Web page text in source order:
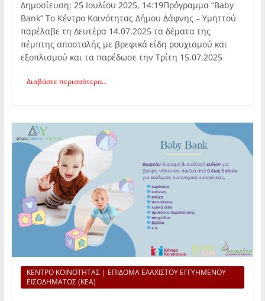
Δημοσίευση: 25 Ιουλίου 2025, 14:19Πρόγραμμα “Baby
Bank” Το Κέντρο Κοινότητας Δήμου Δάφνης – Υμηττού
παρέλαβε τη Δευτέρα 14.07.2025 τα δέματα της
πέμπτης αποστολής με βρεφικά είδη ρουχισμού και
εξοπλισμού και τα παρέδωσε την Τρίτη 15.07.2025
Διαβάστε περισσότερα...
ΚΕΝΤΡΟ ΚΟΙΝΟΤΗΤΑΣ | ΕΠΙΔΟΜΑ ΕΛΑΧΙΣΤΟΥ ΕΓΓΥΗΜΕΝΟΥ
ΕΙΣΟΔΗΜΑΤΟΣ (ΚΕΑ)